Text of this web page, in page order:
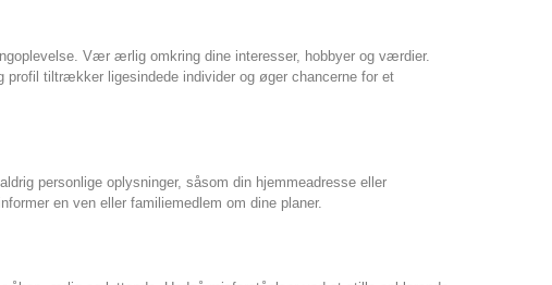
Vær ærlig omkring dine interesser, hobbyer og værdier.
tiltrækker ligesindede individer og øger chancerne for et
personlige oplysninger, såsom din hjemmeadresse eller
en ven eller familiemedlem om dine planer.